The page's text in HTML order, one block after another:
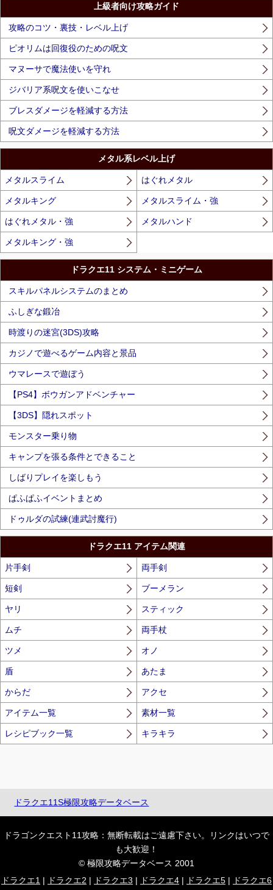
上級者向け攻略ガイド
攻略のコツ・裏技・レベル上げ
ピオリムは回復役のための呪文
マヌーサで魔法使いを守れ
ジバリア系呪文を使いこなせ
ブレスダメージを軽減する方法
呪文ダメージを軽減する方法
メタル系レベル上げ
メタルスライム はぐれメタル
メタルキング メタルスライム・強
はぐれメタル・強 メタルハンド
メタルキング・強
ドラクエ11 システム・ミニゲーム
スキルパネルシステムのまとめ
ふしぎな鍛冶
時渡りの迷宮(3DS)攻略
カジノで遊べるゲーム内容と景品
ウマレースで遊ぼう
【PS4】ボウガンアドベンチャー
【3DS】隠れスポット
モンスター乗り物
キャンプを張る条件とできること
しばりプレイを楽しもう
ぱふぱふイベントまとめ
ドゥルダの試練(連武討魔行)
ドラクエ11 アイテム関連
片手剣 両手剣
短剣 ブーメラン
ヤリ スティック
ムチ 両手杖
ツメ オノ
盾 あたま
からだ アクセ
アイテム一覧 素材一覧
レシピブック一覧 キラキラ
ドラクエ11S極限攻略データベース
ドラゴンクエスト11攻略：無断転載はご遠慮下さい。リンクはいつで
も大歓迎！
© 極限攻略データベース 2001
ドラクエ1 | ドラクエ2 | ドラクエ3 | ドラクエ4 | ドラクエ5 |
ドラクエ6